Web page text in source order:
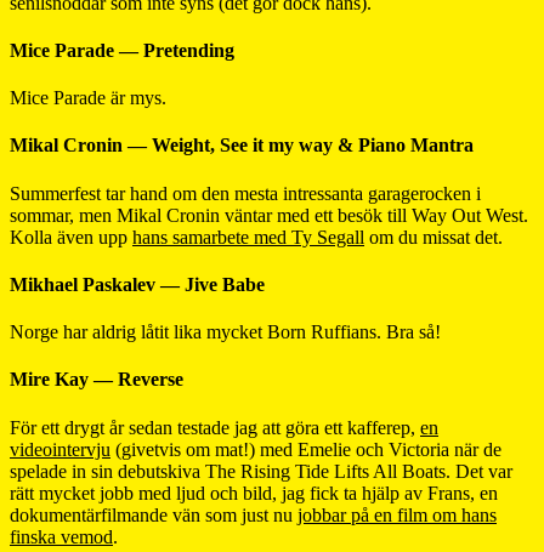
Mice Parade — Pretending
Mice Parade är mys.
Mikal Cronin — Weight, See it my way & Piano Mantra
Summerfest tar hand om den mesta intressanta garagerocken i
sommar, men Mikal Cronin väntar med ett besök till Way Out West.
Kolla även upp hans samarbete med Ty Segall om du missat det.
Mikhael Paskalev — Jive Babe
Norge har aldrig låtit lika mycket Born Ruffians. Bra så!
Mire Kay — Reverse
För ett drygt år sedan testade jag att göra ett kafferep, en
videointervju (givetvis om mat!) med Emelie och Victoria när de
spelade in sin debutskiva The Rising Tide Lifts All Boats. Det var
rätt mycket jobb med ljud och bild, jag fick ta hjälp av Frans, en
dokumentärfilmande vän som just nu jobbar på en film om hans
finska vemod.